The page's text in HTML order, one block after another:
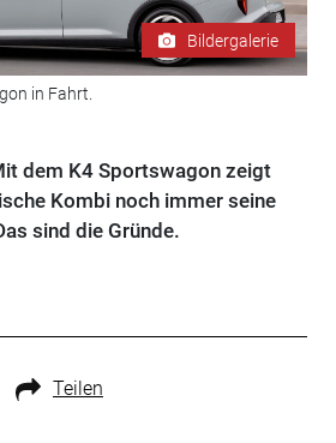
Bildergalerie
in Fahrt.
dem K4 Sportswagon zeigt
Kombi noch immer seine
sind die Gründe.
Teilen